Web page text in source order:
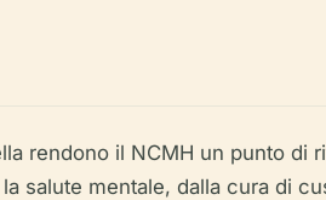
rendono il NCMH un punto di
salute mentale, dalla cura di